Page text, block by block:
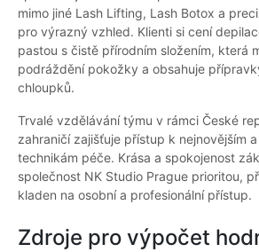
mimo jiné Lash Lifting, Lash Botox a
pro výrazný vzhled. Klienti si cení
pastou s čistě přírodním složením, která
podráždění pokožky a obsahuje
chloupků.
Trvalé vzdělávání týmu v rámci České
zahraničí zajišťuje přístup k nejnovějším
technikám péče. Krása a spokojenost
společnost NK Studio Prague prioritou,
kladen na osobní a profesionální přístup.
Zdroje pro výpočet